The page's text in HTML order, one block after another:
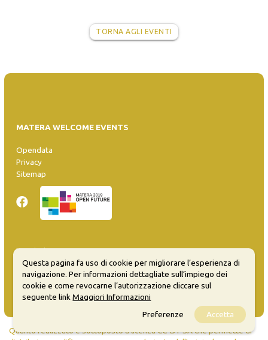
TORNA AGLI EVENTI
MATERA WELCOME EVENTS
Opendata
Privacy
Sitemap
Inserisci evento
Guida
FAQ
info@materaevents.it
Quanto realizzato è sottoposto a licenza CC-BY-SA che permette di
Questa pagina fa uso di cookie per migliorare l’esperienza di
navigazione. Per informazioni dettagliate sull’impiego dei
cookie e come revocarne l’autorizzazione cliccare sul
seguente linkMaggiori Informazioni
Preferenze
Accetta